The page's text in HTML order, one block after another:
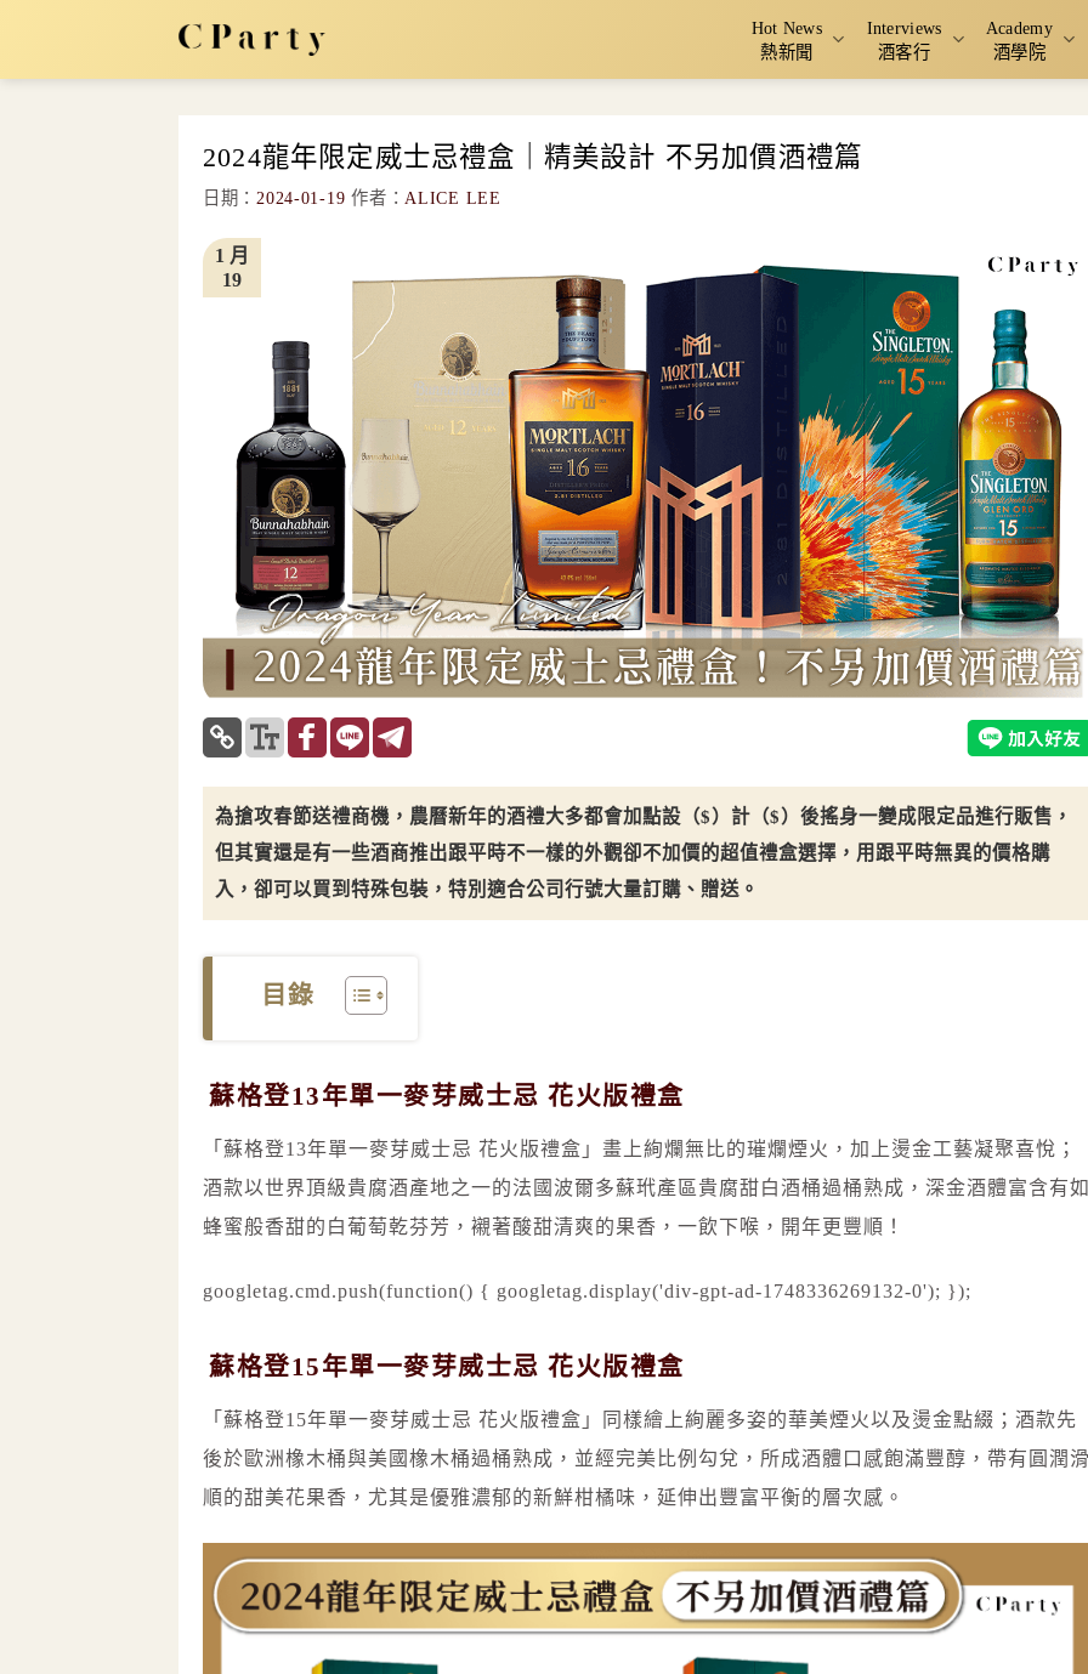
content
Hot News
熱新聞
Interviews
酒客行
Academy
酒學院
2024龍年限定威士忌禮盒｜精美設計 不另加價酒禮篇
日期： 2024-01-19 作者： ALICE LEE
19
1 月
為搶攻春節送禮商機，農曆新年的酒禮大多都會加點設（$）計（$）後搖身一變成限定品進行販售，
但其實還是有一些酒商推出跟平時不一樣的外觀卻不加價的超值禮盒選擇，用跟平時無異的價格購
入，卻可以買到特殊包裝，特別適合公司行號大量訂購、贈送。
目錄
蘇格登13年單一麥芽威士忌 花火版禮盒
「蘇格登13年單一麥芽威士忌 花火版禮盒」畫上絢爛無比的璀爛煙火，加上燙金工藝凝聚喜悅；
酒款以世界頂級貴腐酒產地之一的法國波爾多蘇玳產區貴腐甜白酒桶過桶熟成，深金酒體富含有
蜂蜜般香甜的白葡萄乾芬芳，襯著酸甜清爽的果香，一飲下喉，開年更豐順！
googletag.cmd.push(function() { googletag.display('div-gpt-ad-1748336269132-0'); });
蘇格登15年單一麥芽威士忌 花火版禮盒
「蘇格登15年單一麥芽威士忌 花火版禮盒」同樣繪上絢麗多姿的華美煙火以及燙金點綴；酒款先
後於歐洲橡木桶與美國橡木桶過桶熟成，並經完美比例勾兌，所成酒體口感飽滿豐醇，帶有圓潤
順的甜美花果香，尤其是優雅濃郁的新鮮柑橘味，延伸出豐富平衡的層次感。